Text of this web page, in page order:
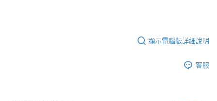
顯示電腦版詳細說明
客服